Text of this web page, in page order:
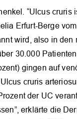
“Ulcus cruris
Erfurt-Berge
wird, also in
30.000
gingen auf
cruris
der UC
erklärte die